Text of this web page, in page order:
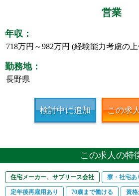
営業
年収：
718万円～982万円 (経験能力考慮の
勤務地：
長野県
検討中に追加 この求
この求人の特
住宅メーカー、サブリース会社 寮・社宅あ
定年後再雇用あり 70歳まで働ける 資